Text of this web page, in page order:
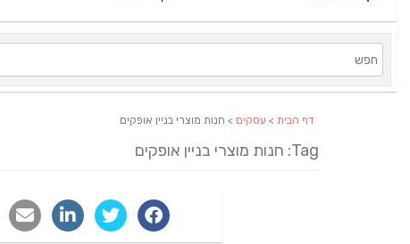
דף הבית > עסקים > חנות מוצרי בניין אופקים
Tag: חנות מוצרי בניין אופקים